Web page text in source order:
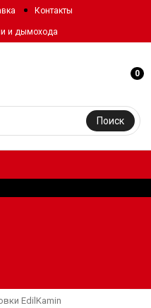
Контакты
и дымохода
Поиск
0
EdilKamin